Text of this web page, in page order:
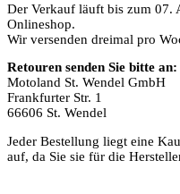
Der Verkauf läuft bis zum 07.
Onlineshop.
Wir versenden dreimal pro
Retouren senden Sie bitte an:
Motoland St. Wendel GmbH
Frankfurter Str. 1
66606 St. Wendel
Jeder Bestellung liegt eine
auf, da Sie sie für die